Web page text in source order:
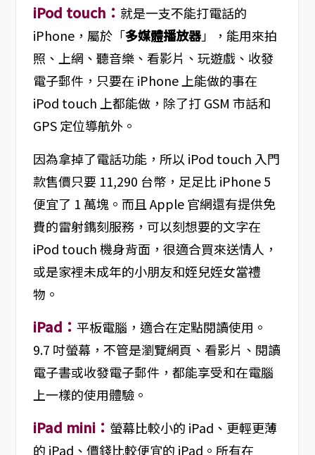
iPod touch： 就是一支不能打電話的
iPhone，屬於「多媒體播放器」，能用來拍
照、上網、聽音樂、看影片、玩遊戲、收發
電子郵件，只要在 iPhone 上能做的事在
iPod touch 上都能做，除了打 GSM 市話和
GPS 定位導航外。
因為拿掉了電話功能，所以 iPod touch 入門
款售價只要 11,290 台幣，足足比 iPhone 5
便宜了 1 萬塊。而且 Apple 官網還有提供免
費的雷射鐫刻服務，可以刻想要的文字在
iPod touch 機身背面，很適合買來送情人，
或是家裡未成年的小朋友和姪兒姪女當禮
物。
iPad： 平板電腦，適合在定點閱讀使用。
9.7 吋螢幕，不管是瀏覽網頁、看影片、閱讀
電子書或收發電子郵件，都能享受和在電腦
上一樣的使用體驗。
iPad mini： 螢幕比較小的 iPad、更輕更薄
的 iPad、價錢比較便宜的 iPad。所有在